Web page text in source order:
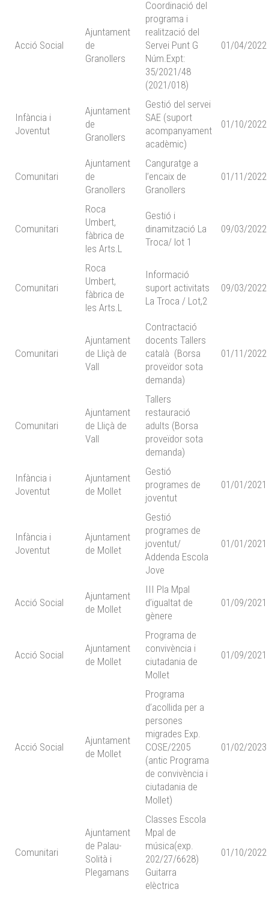
Acció Social
Ajuntament
de
Granollers
Coordinació del
programa i
realització del
Servei Punt G
Núm.Expt:
35/2021/48
(2021/018)
01/04/2022
Infància i
Joventut
Ajuntament
de
Granollers
Gestió del servei
SAE (suport
acompanyament
acadèmic)
01/10/2022
Comunitari
Ajuntament
de
Granollers
Canguratge a
l’encaix de
Granollers
01/11/2022
Comunitari
Roca
Umbert,
fàbrica de
les Arts.L
Gestió i
dinamització La
Troca/ lot 1
09/03/2022
Comunitari
Roca
Umbert,
fàbrica de
les Arts.L
Informació
suport activitats
La Troca / Lot,2
09/03/2022
Comunitari
Ajuntament
de Lliçà de
Vall
Contractació
docents Tallers
català (Borsa
proveïdor sota
demanda)
01/11/2022
Comunitari
Ajuntament
de Lliçà de
Vall
Tallers
restauració
adults (Borsa
proveïdor sota
demanda)
Infància i
Joventut
Ajuntament
de Mollet
Gestió
programes de
joventut
01/01/2021
Infància i
Joventut
Ajuntament
de Mollet
Gestió
programes de
joventut/
Addenda Escola
Jove
01/01/2021
Acció Social
Ajuntament
de Mollet
III Pla Mpal
d’igualtat de
gènere
01/09/2021
Acció Social
Ajuntament
de Mollet
Programa de
convivència i
ciutadania de
Mollet
01/09/2021
Acció Social
Ajuntament
de Mollet
Programa
d’acollida per a
persones
migrades Exp.
COSE/2205
(antic Programa
de convivència i
ciutadania de
Mollet)
01/02/2023
Comunitari
Ajuntament
de Palau-
Solità i
Plegamans
Classes Escola
Mpal de
música(exp.
202/27/6628)
Guitarra
elèctrica
01/10/2022